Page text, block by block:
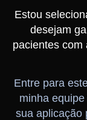
Estou
desejam
pacientes com
Entre para
minha
sua aplicação